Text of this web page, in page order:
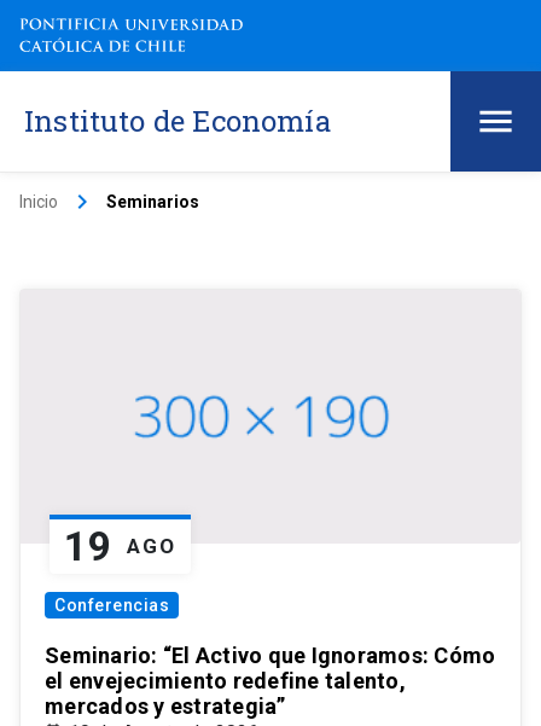
Instituto de Economía
Inicio keyboard_arrow_right Seminarios
19 AGO
Conferencias
Seminario: “El Activo que Ignoramos: Cómo
el envejecimiento redefine talento,
mercados y estrategia”